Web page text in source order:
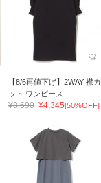
【8/6再値下げ】2WAY 襟カ
ット ワンピース
¥8,690 ¥4,345[50%OFF]